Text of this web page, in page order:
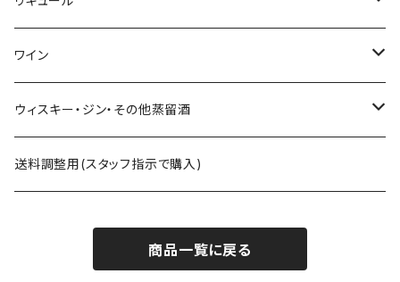
八戸酒造 陸奥八仙
六花酒造 杜來
米鶴酒造 米鶴
月の輪酒造 月の輪
尾鈴山蒸留所 山ねこ 山猿 山翡翠 など
西酒造 宝山シリーズ 一粒の麦 など
黒木本店 中々 㐂六 など
四ツ谷酒造 兼八 など
ｻｸﾗｵﾌﾞﾙﾜﾘ- 紫蘇ダルマ
九重雑賀 雑賀梅酒
城陽酒造 青谷の梅
株式会社市野屋 れもんリキュールなど
ワイン
勝沼醸造 アルガブランカシリーズ アルガーノシリーズ
オーパスワン
ウィスキー・ジン・その他蒸留酒
ｻｸﾗｵﾌﾞﾙﾜﾘｰｱﾝﾄﾞﾃﾞｨｽﾃｨﾗﾘｰ 桜尾など
松井酒造合名会社 松井ウィスキーなど
送料調整用(スタッフ指示で購入)
商品一覧に戻る